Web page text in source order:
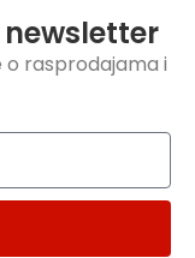
o rasprodajama i